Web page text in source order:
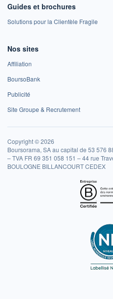
Guides et brochures
Solutions pour la Clientèle Fragile
Nos sites
Affiliation
BoursoBank
Publicité
Site Groupe & Recrutement
Copyright © 2026
Boursorama, SA au capital de 53 576
– TVA FR 69 351 058 151 – 44 rue
BOULOGNE BILLANCOURT CEDEX